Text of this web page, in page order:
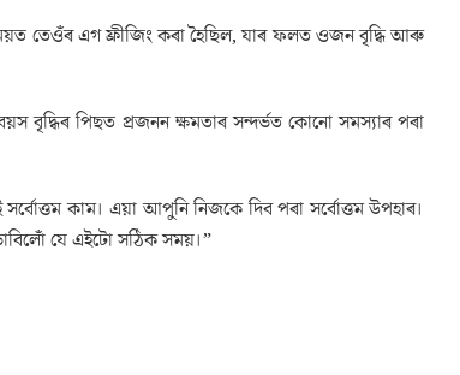
তেওঁৰ এগ ফ্ৰীজিং কৰা হৈছিল, যাৰ ফলত ওজন বৃদ্ধি আৰু
বৃদ্ধিৰ পিছত প্ৰজনন ক্ষমতাৰ সন্দৰ্ভত কোনো সমস্যাৰ পৰা
কাম। এয়া আপুনি নিজকে দিব পৰা সৰ্বোত্তম উপহাৰ।
যে এইটো সঠিক সময়।”